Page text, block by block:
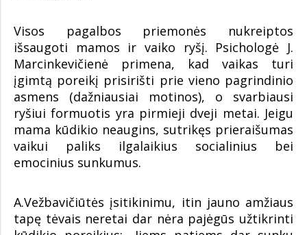
Visos pagalbos priemonės nukreiptos
išsaugoti mamos ir vaiko ryšį. Psichologė J.
Marcinkevičienė primena, kad vaikas turi
įgimtą poreikį prisirišti prie vieno pagrindinio
asmens (dažniausiai motinos), o svarbiausi
ryšiui formuotis yra pirmieji dveji metai. Jeigu
mama kūdikio neaugins, sutrikęs prieraišumas
vaikui paliks ilgalaikius socialinius bei
emocinius sunkumus.
A.Vežbavičiūtės įsitikinimu, itin jauno amžiaus
tapę tėvais neretai dar nėra pajėgūs užtikrinti